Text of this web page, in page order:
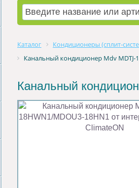
Каталог Кондиционеры (сплит-
Канальный кондиционер Mdv MDTJ-
Канальный